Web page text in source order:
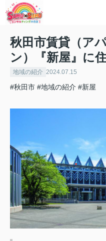
秋田市賃貸（ア
ン）『新屋』に
地域の紹介 2024.07.15
#秋田市 #地域の紹介 #新屋